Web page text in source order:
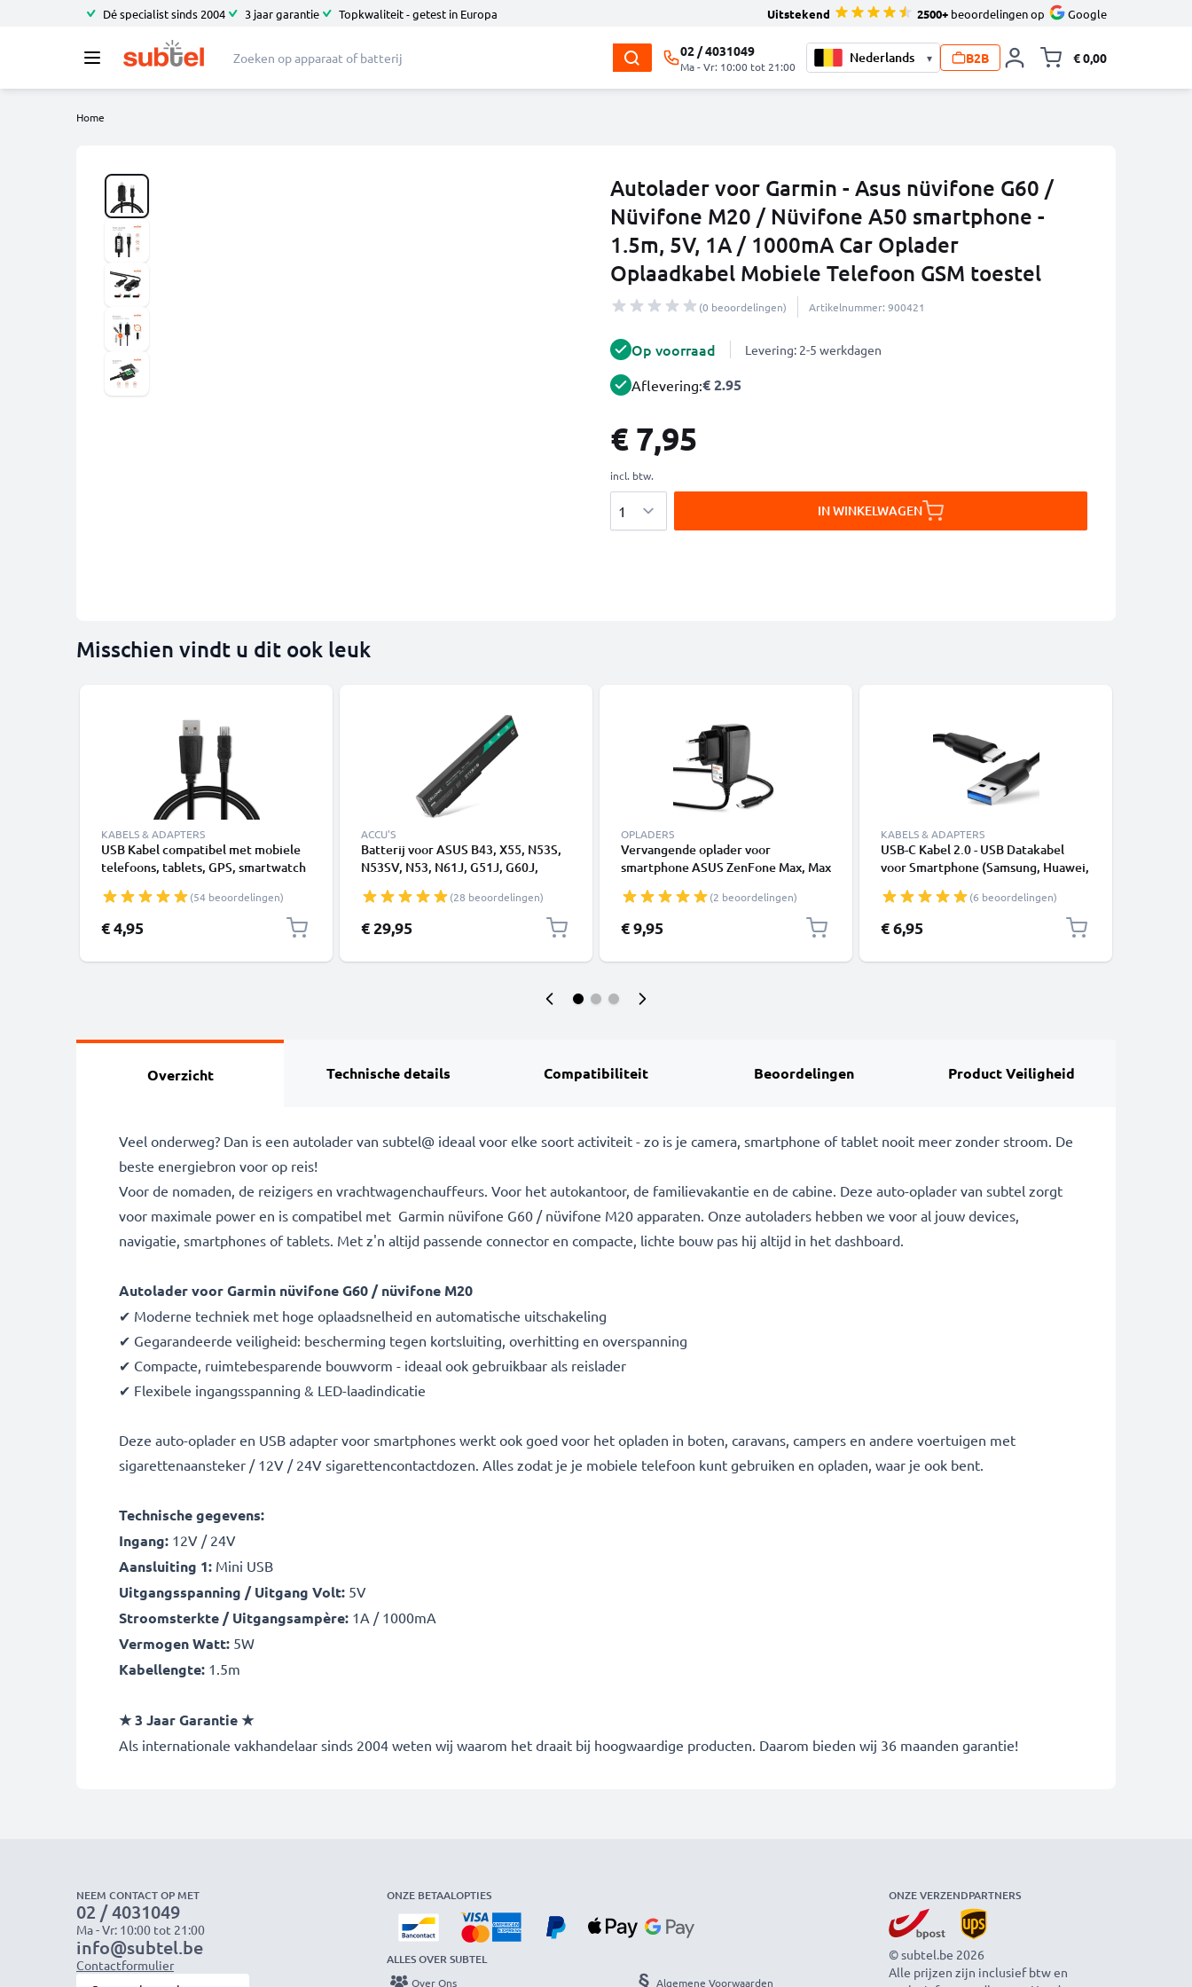
Dé specialist sinds 2004 3 jaar garantie Topkwaliteit - getest in Europa Uitstekend 2500+ beoordelingen op Google
02 / 4031049
Ma - Vr: 10:00 tot 21:00
▾ B2B € 0,00
Home
Autolader voor Garmin - Asus nüvifone G60 /
Nüvifone M20 / Nüvifone A50 smartphone -
1.5m, 5V, 1A / 1000mA Car Oplader
Oplaadkabel Mobiele Telefoon GSM toestel
(0 beoordelingen) Artikelnummer: 900421
Op voorraad Levering: 2-5 werkdagen
Aflevering:€ 2.95
€ 7,95
incl. btw.
IN WINKELWAGEN
Misschien vindt u dit ook leuk
KABELS & ADAPTERS
USB Kabel compatibel met mobiele
telefoons, tablets, GPS, smartwatch
PVC
(54 beoordelingen)
€ 4,95
ACCU'S
Batterij voor ASUS B43, X55, N53S,
N53SV, N53, N61J, G51J, G60J,
4400mAh 11.1V(28 beoordelingen)
€ 29,95
OPLADERS
Vervangende oplader voor
smartphone ASUS ZenFone Max, Max
4 (2014), 5 (2014) Camera charger
1A / 1000mA oplaadstation 1.1m
(2 beoordelingen)
€ 9,95
KABELS & ADAPTERS
USB-C Kabel 2.0 - USB Datakabel
voor Smartphone (Samsung, Huawei,
Panasonic Lumix, Sony, GoPro) -
1,0m 3A Oplaadkabel USB C Stekker
(6 beoordelingen)
€ 6,95
Overzicht Technische details Compatibiliteit Beoordelingen Product Veiligheid
Veel onderweg? Dan is een autolader van subtel@ ideaal voor elke soort activiteit - zo is je camera, smartphone of tablet nooit meer zonder stroom. De
beste energiebron voor op reis!
Voor de nomaden, de reizigers en vrachtwagenchauffeurs. Voor het autokantoor, de familievakantie en de cabine. Deze auto-oplader van subtel zorgt
voor maximale power en is compatibel met Garmin nüvifone G60 / nüvifone M20 apparaten. Onze autoladers hebben we voor al jouw devices,
navigatie, smartphones of tablets. Met z'n altijd passende connector en compacte, lichte bouw pas hij altijd in het dashboard.
Autolader voor Garmin nüvifone G60 / nüvifone M20
✔ Moderne techniek met hoge oplaadsnelheid en automatische uitschakeling
✔ Gegarandeerde veiligheid: bescherming tegen kortsluiting, overhitting en overspanning
✔ Compacte, ruimtebesparende bouwvorm - ideaal ook gebruikbaar als reislader
✔ Flexibele ingangsspanning & LED-laadindicatie
Deze auto-oplader en USB adapter voor smartphones werkt ook goed voor het opladen in boten, caravans, campers en andere voertuigen met
sigarettenaansteker / 12V / 24V sigarettencontactdozen. Alles zodat je je mobiele telefoon kunt gebruiken en opladen, waar je ook bent.
Technische gegevens:
Ingang: 12V / 24V
Aansluiting 1: Mini USB
Uitgangsspanning / Uitgang Volt: 5V
Stroomsterkte / Uitgangsampère: 1A / 1000mA
Vermogen Watt: 5W
Kabellengte: 1.5m
★ 3 Jaar Garantie ★
Als internationale vakhandelaar sinds 2004 weten wij waarom het draait bij hoogwaardige producten. Daarom bieden wij 36 maanden garantie!
NEEM CONTACT OP MET
02 / 4031049
Ma - Vr: 10:00 tot 21:00
info@subtel.be
Contactformulier
ONZE BETAALOPTIES
ALLES OVER SUBTEL
Over Ons Algemene Voorwaarden
ONZE VERZENDPARTNERS
© subtel.be 2026
Alle prijzen zijn inclusief btw en